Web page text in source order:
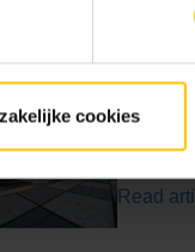
cookies
Top
Read